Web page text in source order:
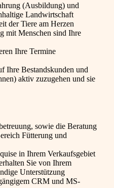
(Ausbildung) und
Landwirtschaft
der Tiere am Herzen
mit Menschen sind Ihre
Ihre Termine
Ihre Bestandskunden und
aktiv zuzugehen und sie
sowie die Beratung
Fütterung und
in Ihrem Verkaufsgebiet
Sie von Ihrem
Unterstützung
CRM und MS-